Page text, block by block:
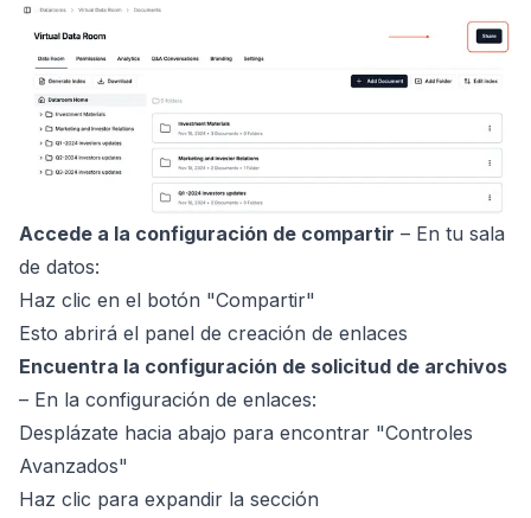
Accede a la configuración de compartir – En tu sala
de datos:
Haz clic en el botón "Compartir"
Esto abrirá el panel de creación de enlaces
Encuentra la configuración de solicitud de archivos
– En la configuración de enlaces:
Desplázate hacia abajo para encontrar "Controles
Avanzados"
Haz clic para expandir la sección